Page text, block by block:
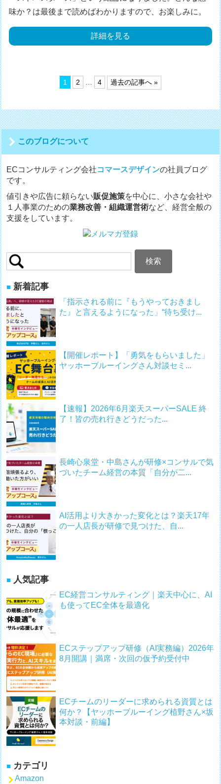
味か？は最後まで読めばわかりますので、お楽しみに。
詳細を見る
投
稿
の
ペ
ー
ジ
送
り
1 2 … 4 過去の記事へ »
このブログについて
ECコンサルティング会社コマースデザインの社員ブログ
です。
値引きや広告に頼らない販促施策を中心に、小さな会社や
１人事業のための業務改善・組織運営術など、経営全般の
支援をしています。
検
索:
新着記事
「指示される前に『もうやっておきまし
た』と言えるようになった」“待ち受け...
【開催レポート】「勇気をもらいました」
ヤッホーブルーイングさん対談セミ...
【速報】2026年6月楽天スーパーSALE 終
了！皆の売れ行きどうだった...
長崎心泉堂・中島さんが研修×コンサルで気
づいたチーム経営の本質「自分が二...
AI活用より大きかった変化とは？楽天17年
の一人店長が研修で見つけた、自...
人気記事
EC経営コンサルティング｜楽天中心に、AI
も使ってEC全体を最適化
ECステップアップ研修（AI実務編）2026年
8月開講｜満席・次回の仮予約受付中
ECチームのリーダーに求められる資質とは
何か？【ヤッホーブルーイング植野さん×坂
本対談・前編】
カテゴリ
Amazon